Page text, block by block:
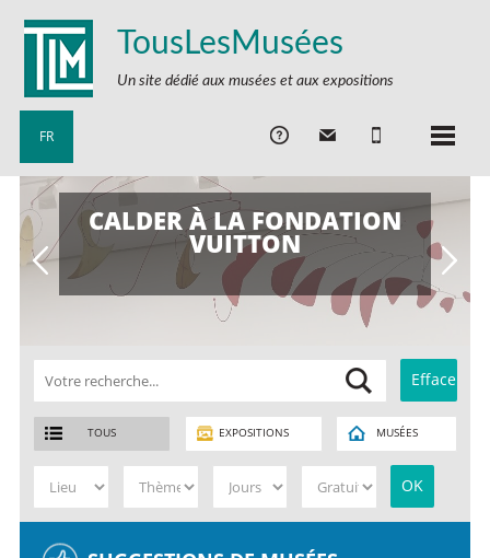
TousLesMusées
Un site dédié aux musées et aux expositions
FR
CALDER À LA FONDATION
VUITTON
TOUS EXPOSITIONS MUSÉES